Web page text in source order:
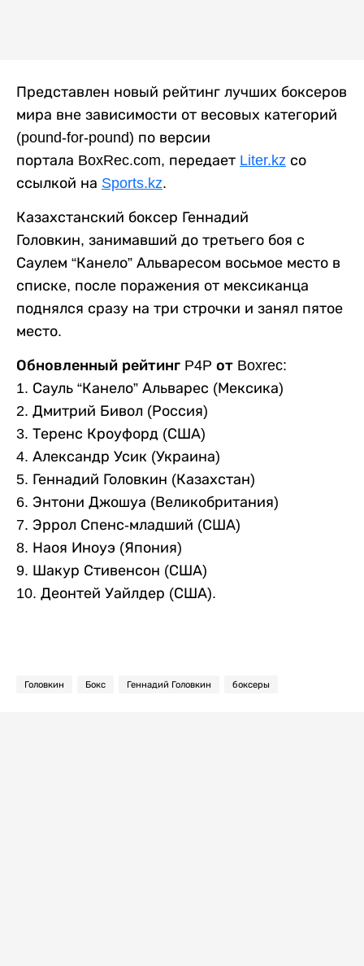
Представлен новый рейтинг лучших боксеров
мира вне зависимости от весовых категорий
(pound-for-pound) по версии
портала BoxRec.com, передает Liter.kz со
ссылкой на Sports.kz.
Казахстанский боксер Геннадий
Головкин, занимавший до третьего боя с
Саулем “Канело” Альваресом восьмое место в
списке, после поражения от мексиканца
поднялся сразу на три строчки и занял пятое
место.
Обновленный рейтинг P4P от Boxrec:
1. Сауль “Канело” Альварес (Мексика)
2. Дмитрий Бивол (Россия)
3. Теренс Кроуфорд (США)
4. Александр Усик (Украина)
5. Геннадий Головкин (Казахстан)
6. Энтони Джошуа (Великобритания)
7. Эррол Спенс-младший (США)
8. Наоя Иноуэ (Япония)
9. Шакур Стивенсон (США)
10. Деонтей Уайлдер (США).
Головкин Бокс Геннадий Головкин боксеры